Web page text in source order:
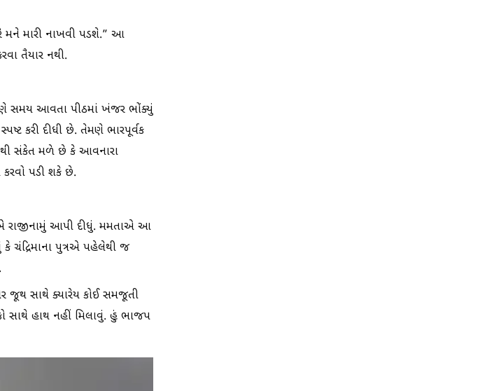
મને મારી નાખવી પડશે.” આ
તૈયાર નથી.
સમય આવતા પીઠમાં ખંજર ભોંક્યું
કરી દીધી છે. તેમણે ભારપૂર્વક
સંકેત મળે છે કે આવનારા
પડી શકે છે.
રાજીનામું આપી દીધું. મમતાએ આ
પુત્રએ પહેલેથી જ
જૂથ સાથે ક્યારેય કોઈ સમજૂતી
સાથે હાથ નહીં મિલાવું. હું ભાજપ